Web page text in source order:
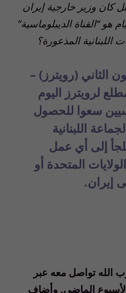
كان وزير خارجية إيران
هو “القناة الديبلوماسية”
المذعورة؟
كانون الثاني (رويترز) –
لرويترز اليوم
سعوا للحصول
اللبنانية
إلى أي عمل
المتحدة أو
إيران.
الله تواصل معه عبر
الماضي. وأضاف